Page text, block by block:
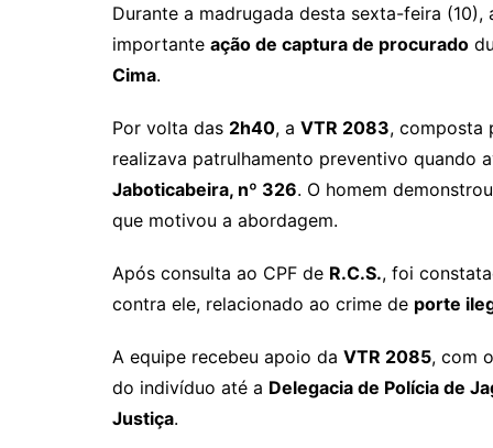
Durante a madrugada desta sexta-feira (10),
importante ação de captura de procurado
Cima.
Por volta das 2h40, a VTR 2083, composta
realizava patrulhamento preventivo quando
Jaboticabeira, nº 326. O homem
que motivou a abordagem.
Após consulta ao CPF de R.C.S., foi
contra ele, relacionado ao crime de porte
A equipe recebeu apoio da VTR 2085, com
do indivíduo até a Delegacia de Polícia de
Justiça.